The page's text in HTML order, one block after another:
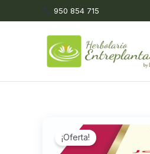
al
950 854 715
¡Oferta!